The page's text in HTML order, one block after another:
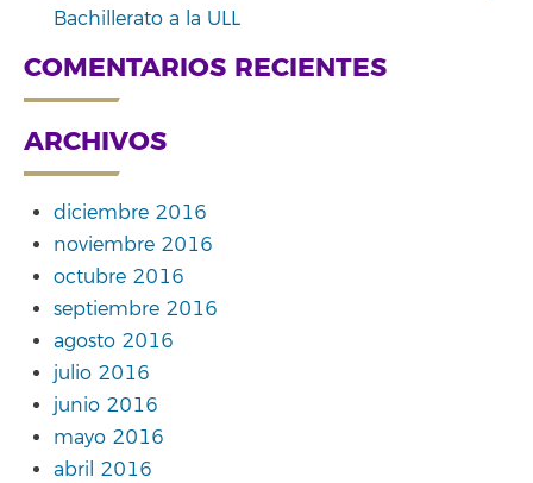
Bachillerato a la ULL
COMENTARIOS RECIENTES
ARCHIVOS
diciembre 2016
noviembre 2016
octubre 2016
septiembre 2016
agosto 2016
julio 2016
junio 2016
mayo 2016
abril 2016